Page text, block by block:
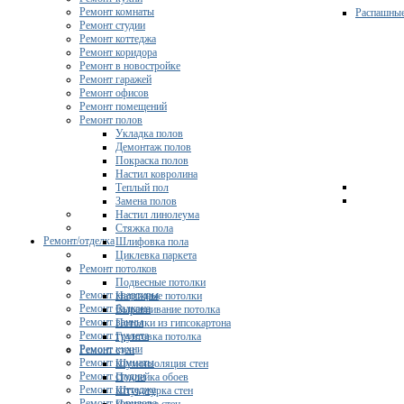
Ремонт/отделка
Ремонт квартиры
Ремонт балкона
Ремонт ванны
Ремонт туалета
Ремонт кухни
Ремонт комнаты
Ремонт студии
Ремонт коттеджа
Ремонт комнаты
Ремонт студии
Ремонт коттеджа
Ремонт коридора
Ремонт в новостройке
Ремонт гаражей
Ремонт офисов
Ремонт помещений
Ремонт полов
Укладка полов
Демонтаж полов
Покраска полов
Настил ковролина
Теплый пол
Замена полов
Настил линолеума
Стяжка пола
Шлифовка пола
Циклевка паркета
Ремонт потолков
Подвесные потолки
Натяжные потолки
Выравнивание потолка
Потолки из гипсокартона
Грунтовка потолка
Ремонт стен
Шумоизоляция стен
Поклейка обоев
Штукатурка стен